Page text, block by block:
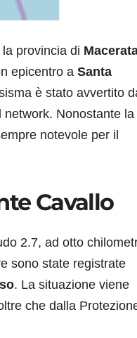
provincia di
epicentro a Santa
è stato avvertito
network. Nonostante la
notevole per il
Cavallo
2.7, ad otto
sono state registrate
. La situazione viene
che dalla